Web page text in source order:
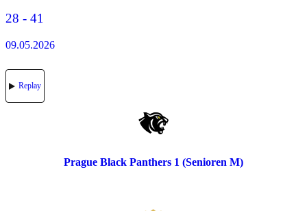
28 - 41
09.05.2026
Replay
Prague Black Panthers 1 (Senioren M)